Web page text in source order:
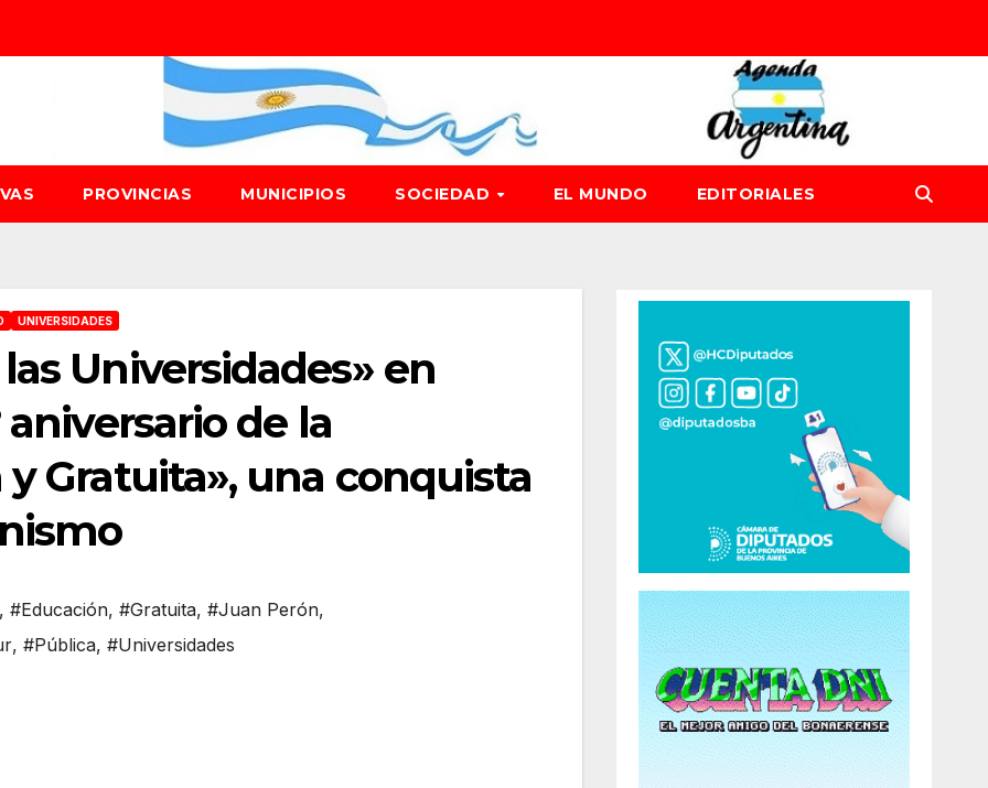
PROVINCIAS MUNICIPIOS SOCIEDAD EL MUNDO EDITORIALES
UNIVERSIDADES
Universidades» en
de la
Gratuita», una conquista
, #Educación, #Gratuita, #Juan Perón,
, #Pública, #Universidades